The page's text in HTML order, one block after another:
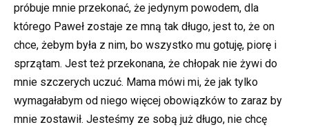
próbuje mnie przekonać, że jedynym powodem, dla
którego Paweł zostaje ze mną tak długo, jest to, że on
chce, żebym była z nim, bo wszystko mu gotuję, piorę i
sprzątam. Jest też przekonana, że chłopak nie żywi do
mnie szczerych uczuć. Mama mówi mi, że jak tylko
wymagałabym od niego więcej obowiązków to zaraz by
mnie zostawił. Jesteśmy ze sobą już długo, nie chcę